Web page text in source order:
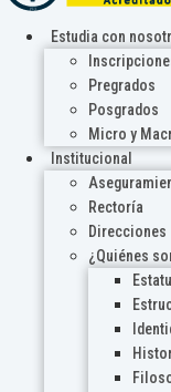
Estudia con
Pregrados
Posgrados
Micro y
Institucional
Rectoría
Direcciones
¿Quiénes